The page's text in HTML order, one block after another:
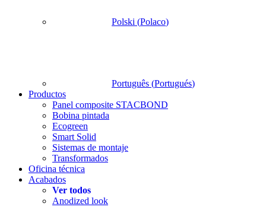
Polski (Polaco)
Português (Portugués)
Productos
Panel composite STACBOND
Bobina pintada
Ecogreen
Smart Solid
Sistemas de montaje
Transformados
Oficina técnica
Acabados
Ver todos
Anodized look